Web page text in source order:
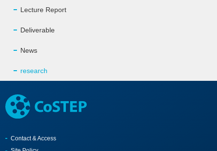
Lecture Report
Deliverable
News
research
Contact & Access